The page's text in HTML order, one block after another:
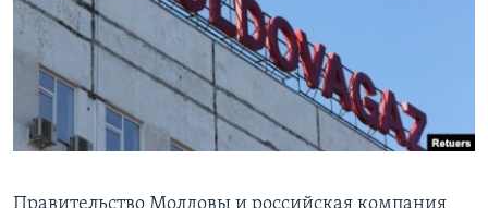
Learning English
СОЦИАЛЬНЫЕ СЕТИ
Языки